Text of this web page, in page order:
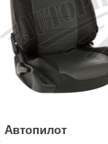
Автопилот